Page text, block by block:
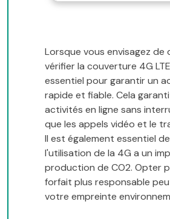
Lorsque vous envisagez de
vérifier la couverture 4G
essentiel pour garantir un
rapide et fiable. Cela
activités en ligne sans
que les appels vidéo et le
Il est également essentiel
l'utilisation de la 4G a un
production de CO2. Opter
forfait plus responsable
votre empreinte